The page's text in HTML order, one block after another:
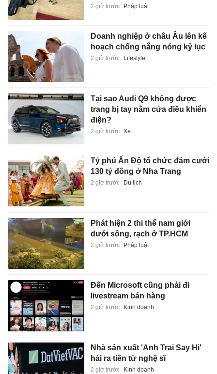
2 giờ trước Pháp luật
Doanh nghiệp ở châu Âu lên kế
hoạch chống nắng nóng kỷ lục
2 giờ trước Lifestyle
Tại sao Audi Q9 không được
trang bị tay nắm cửa điều khiển
điện?
2 giờ trước Xe
Tỷ phú Ấn Độ tổ chức đám cưới
130 tỷ đồng ở Nha Trang
2 giờ trước Du lịch
Phát hiện 2 thi thể nam giới
dưới sông, rạch ở TP.HCM
2 giờ trước Pháp luật
Đến Microsoft cũng phải đi
livestream bán hàng
2 giờ trước Kinh doanh
Nhà sản xuất 'Anh Trai Say Hi'
hái ra tiền từ nghệ sĩ
2 giờ trước Kinh doanh